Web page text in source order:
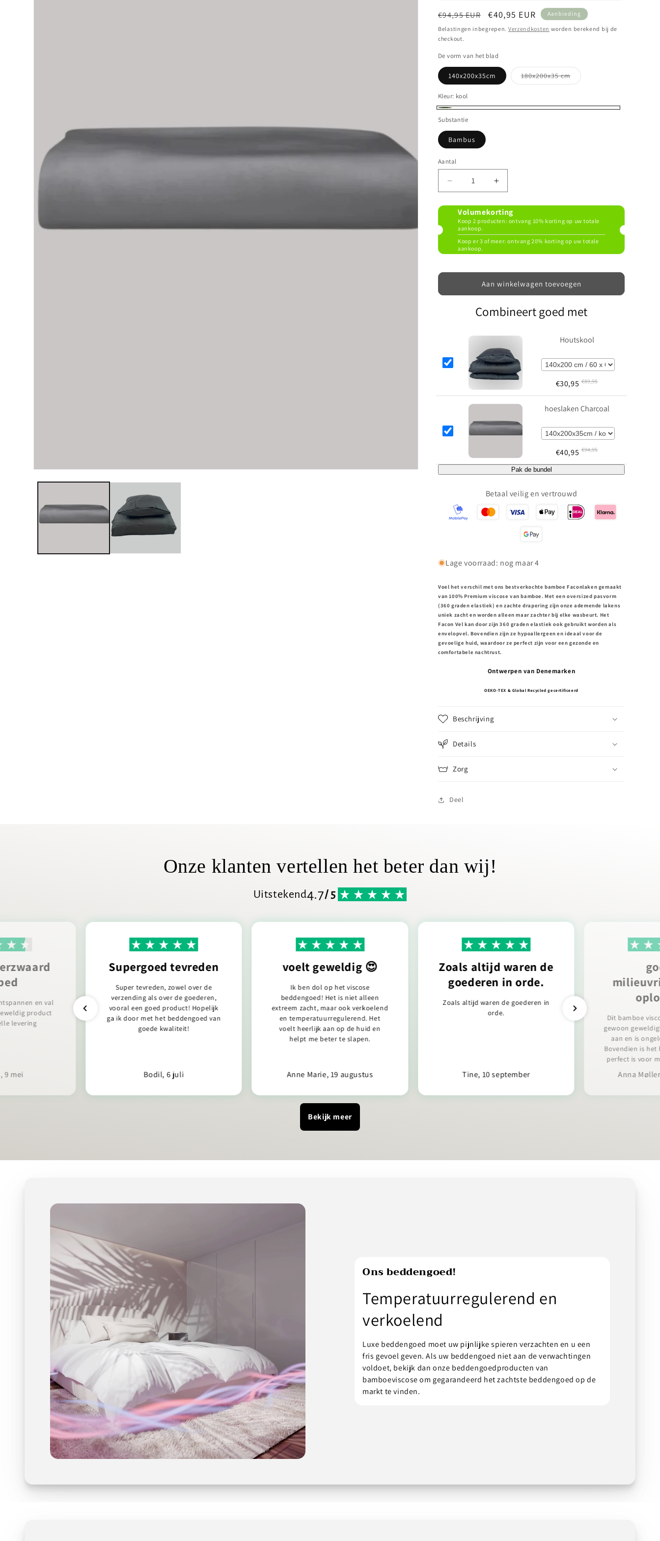
Normale prijs
€94,95 EUR Aanbiedingsprijs
€40,95 EUR Aanbieding
Belastingen inbegrepen. Verzendkosten worden berekend bij de
checkout.
De vorm van het blad
140x200x35cm 180x200x35 cmVariant uitverkocht of niet
Kleur: kool
Substantie
Bambus
Aantal
Aantal verlagen voor hoeslaken Charcoal
Aantal verhogen voor hoeslaken Charcoal
Volumekorting
Koop 2 producten: ontvang 10% korting op uw totale
aankoop.
Koop er 3 of meer: ​​ontvang 20% ​​korting op uw totale
aankoop.
Aan winkelwagen toevoegen
Combineert goed met
Houtskool
€30,95 €89,95
hoeslaken Charcoal
€40,95 €94,95
Pak de bundel
Betaal veilig en vertrouwd
Lage voorraad: nog maar 4
Voel het verschil met ons bestverkochte bamboe Faconlaken gemaakt
van 100% Premium viscose van bamboe. Met een oversized pasvorm
(360 graden elastiek) en zachte drapering zijn onze ademende lakens
uniek zacht en worden alleen maar zachter bij elke wasbeurt. Het
Facon Vel kan door zijn 360 graden elastiek ook gebruikt worden als
envelopvel. Bovendien zijn ze hypoallergeen en ideaal voor de
gevoelige huid, waardoor ze perfect zijn voor een gezonde en
comfortabele nachtrust.
Ontwerpen van Denemarken
OEKO-TEX & Global Recycled gecertificeerd
Beschrijving
Details
Zorg
Deel
Onze klanten vertellen het beter dan wij!
Uitstekend4.7/ 5
en val
product
levering
9 mei
Supergoed tevreden
Super tevreden, zowel over de
verzending als over de goederen,
vooral een goed product! Hopelijk
ga ik door met het beddengoed van
goede kwaliteit!
Bodil, 6 juli
voelt geweldig 😍
Ik ben dol op het viscose
beddengoed! Het is niet alleen
extreem zacht, maar ook verkoelend
en temperatuurregulerend. Het
voelt heerlijk aan op de huid en
helpt me beter te slapen.
Anne Marie, 19 augustus
Zoals altijd waren de
goederen in orde.
Zoals altijd waren de goederen in
orde.
Tine, 10 september
Dit bamboe
gewoon
aan en is
Bovendien is
perfect is voor
Anna
Bekijk meer
Ons beddengoed!
Temperatuurregulerend en
verkoelend
Luxe beddengoed moet uw pijnlijke spieren verzachten en u een
fris gevoel geven. Als uw beddengoed niet aan de verwachtingen
voldoet, bekijk dan onze beddengoedproducten van
bamboeviscose om gegarandeerd het zachtste beddengoed op de
markt te vinden.